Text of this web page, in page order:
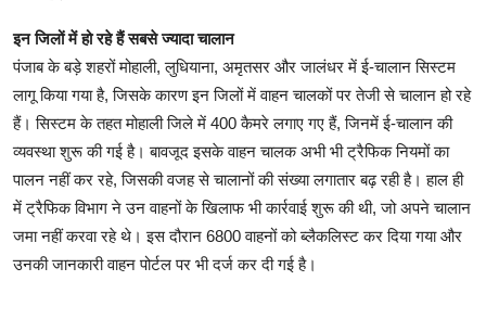
इन जिलों में हो रहे हैं सबसे ज्यादा चालान
पंजाब के बड़े शहरों मोहाली, लुधियाना, अमृतसर और जालंधर में ई-चालान सिस्टम
लागू किया गया है, जिसके कारण इन जिलों में वाहन चालकों पर तेजी से चालान हो रहे
हैं। सिस्टम के तहत मोहाली जिले में 400 कैमरे लगाए गए हैं, जिनमें ई-चालान की
व्यवस्था शुरू की गई है। बावजूद इसके वाहन चालक अभी भी ट्रैफिक नियमों का
पालन नहीं कर रहे, जिसकी वजह से चालानों की संख्या लगातार बढ़ रही है। हाल ही
में ट्रैफिक विभाग ने उन वाहनों के खिलाफ भी कार्रवाई शुरू की थी, जो अपने चालान
जमा नहीं करवा रहे थे। इस दौरान 6800 वाहनों को ब्लैकलिस्ट कर दिया गया और
उनकी जानकारी वाहन पोर्टल पर भी दर्ज कर दी गई है।